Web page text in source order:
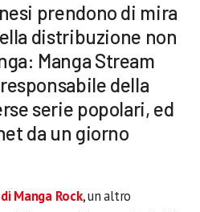
prendono di mira
distribuzione non
Manga Stream
della
serie popolari, ed
da un giorno
Manga Rock, un altro